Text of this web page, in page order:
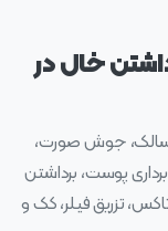
خال در
سالک، جوش صورت،
پوست، برداشتن
تزریق فیلر، کک و